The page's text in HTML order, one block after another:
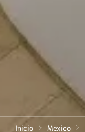
Inicio Mexico